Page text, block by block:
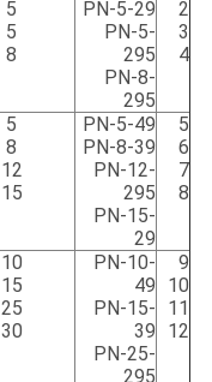
2
3
4
PN-5-29
PN-5-
295
PN-8-
295
5
5
8
5
6
7
8
PN-5-49
PN-8-39
PN-12-
295
PN-15-
29
5
8
12
15
9
10
11
12
PN-10-
49
PN-15-
39
PN-25-
295
10
15
25
30